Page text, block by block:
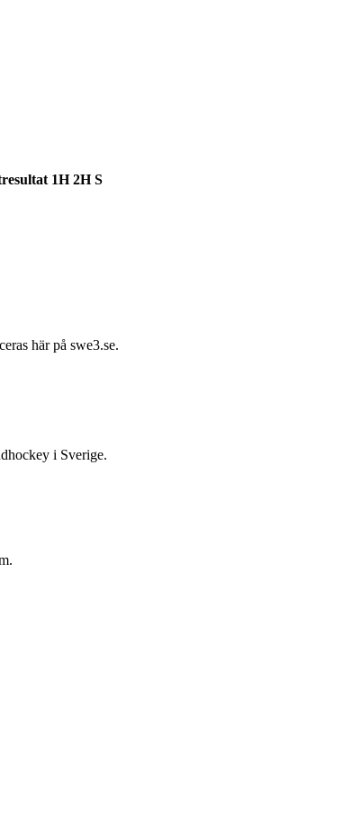
1H 2H S
här på swe3.se.
i Sverige.